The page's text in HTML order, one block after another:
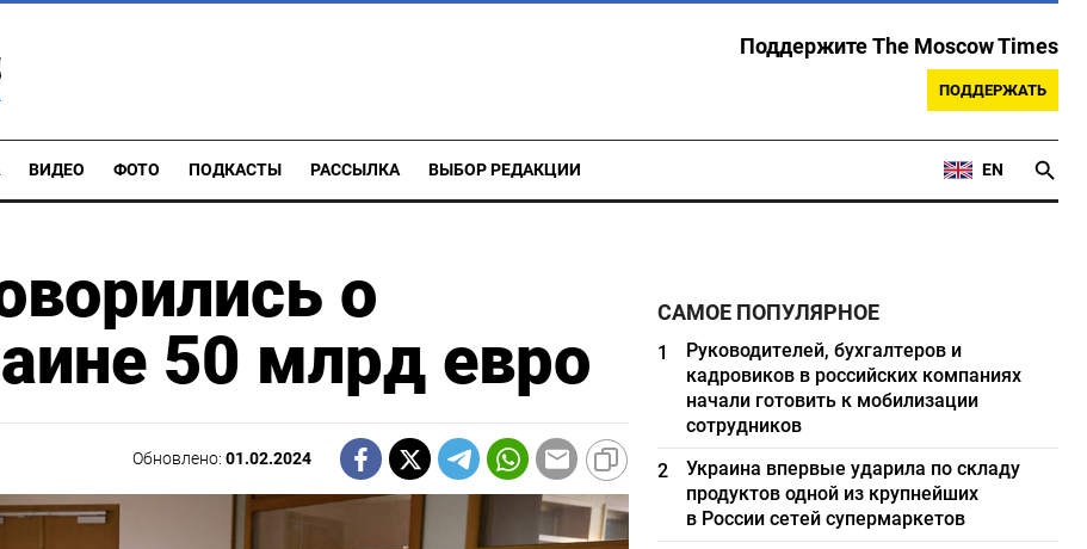
Поддержите The Moscow Times
ПОДДЕРЖАТЬ
ВИДЕО ФОТО ПОДКАСТЫ РАССЫЛКА ВЫБОР РЕДАКЦИИ EN
о
50 млрд евро
Обновлено:01.02.2024
САМОЕ ПОПУЛЯРНОЕ
1
Руководителей, бухгалтеров и
кадровиков в российских компаниях
начали готовить к мобилизации
сотрудников
2
Украина впервые ударила по складу
продуктов одной из крупнейших
в России сетей супермаркетов